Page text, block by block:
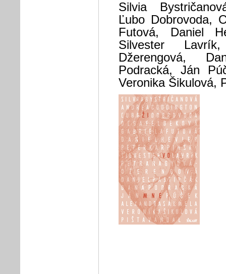
Silvia
Ľubo Dobrovoda,
Futová, Daniel
Silvester
Džerengová,
Podracká, Ján
Veronika Šikulová,